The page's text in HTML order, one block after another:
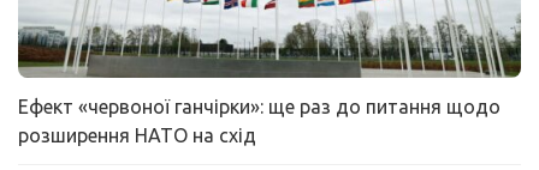
Ефект «червоної ганчірки»: ще раз до питання щодо
розширення НАТО на схід